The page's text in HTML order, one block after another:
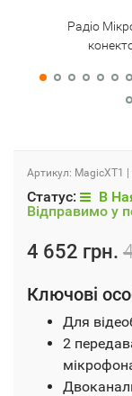
Радіо
Артикул: MagicXT1
Статус:
В
Відправимо у
4 652 грн.
Ключові
Для
2